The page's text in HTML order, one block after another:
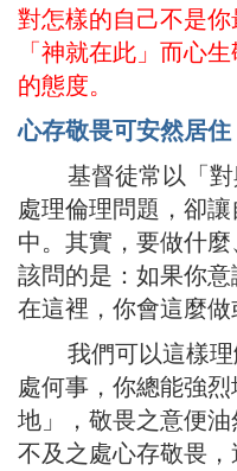
對怎樣的自己不是
「神就在此」而心
的態度。
心存敬畏可安然居住
基督徒常以「對
處理倫理問題，卻
中。其實，要做什
該問的是：如果你
在這裡，你會這麼做
我們可以這樣理
處何事，你總能強
地」，敬畏之意便
不及之處心存敬畏